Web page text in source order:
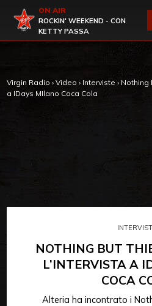
Virgin Radio
ON AIR
ROCKIN' WEEKEND - CON
KETTY PASSA
Virgin Radio › Video › Interviste › Nothing
a IDays MIlano Coca Cola
NOTHING BUT
L’INTERVISTA A
COCA
Alteria ha incontrato i